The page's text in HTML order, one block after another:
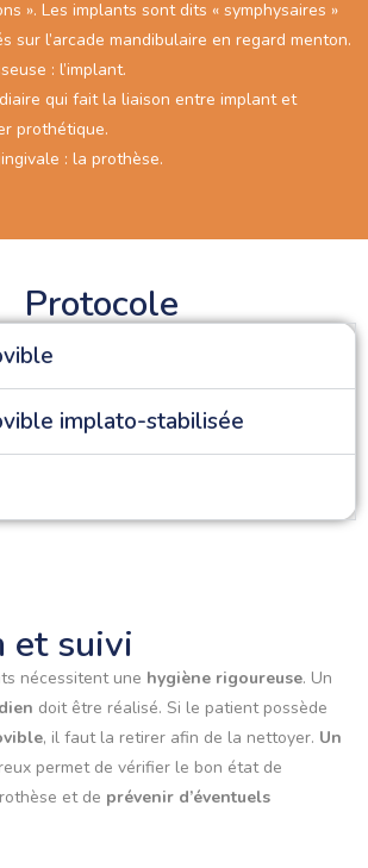
». Les implants sont dits « symphysaires »
sur l’arcade mandibulaire en regard menton.
: l’implant.
qui fait la liaison entre implant et
prothétique.
: la prothèse.
Protocole
implato-stabilisée
et suivi
nécessitent une hygiène rigoureuse. Un
doit être réalisé. Si le patient possède
, il faut la retirer afin de la nettoyer. Un
permet de vérifier le bon état de
et de prévenir d’éventuels